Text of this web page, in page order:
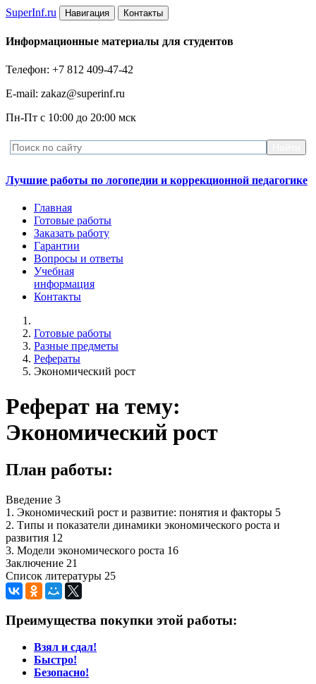
SuperInf.ru Навигация Контакты
Информационные материалы для студентов
Телефон: +7 812 409-47-42
E-mail: zakaz@superinf.ru
Пн-Пт с 10:00 до 20:00 мск
Лучшие работы по логопедии и коррекционной педагогике
Главная
Готовые работы
Заказать работу
Гарантии
Вопросы и ответы
Учебная
информация
Контакты
Готовые работы
Разные предметы
Рефераты
Экономический рост
Реферат на тему:
Экономический рост
План работы:
Введение 3
1. Экономический рост и развитие: понятия и факторы 5
2. Типы и показатели динамики экономического роста и
развития 12
3. Модели экономического роста 16
Заключение 21
Список литературы 25
Преимущества покупки этой работы:
Взял и сдал!
Быстро!
Безопасно!